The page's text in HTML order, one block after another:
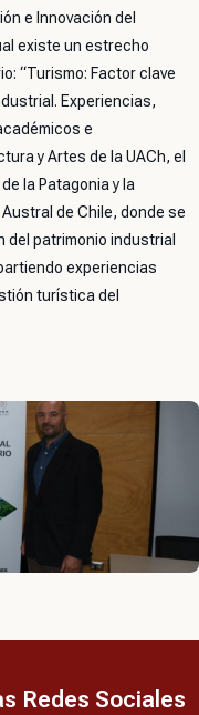
e Innovación del
existe un estrecho
“Turismo: Factor clave
Experiencias,
e
y Artes de la UACh, el
la Patagonia y la
de Chile, donde se
patrimonio industrial
experiencias
turística del
Redes Sociales